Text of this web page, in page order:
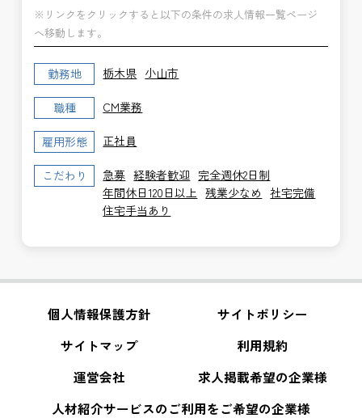
※リンクをクリックすると以下の条件の求人情報一覧ページ
へ移動します。
勤務地 栃木県 小山市
職種 CM業務
雇用形態 正社員
こだわり 急募 経験者歓迎 完全週休2日制
年間休日120日以上 残業少なめ
社宅完備
住宅手当あり
個人情報保護方針
サイトポリシー
サイトマップ
利用規約
運営会社
求人掲載希望の企業様
人材紹介サービスのご利用をご希望の企業様